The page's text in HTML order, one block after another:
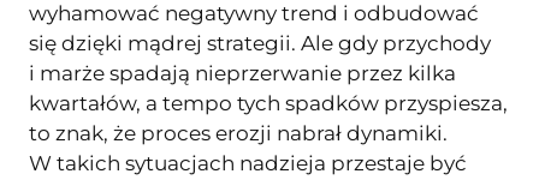
wyhamować negatywny trend i odbudować
się dzięki mądrej strategii. Ale gdy przychody
i marże spadają nieprzerwanie przez kilka
kwartałów, a tempo tych spadków przyspiesza,
to znak, że proces erozji nabrał dynamiki.
W takich sytuacjach nadzieja przestaje być